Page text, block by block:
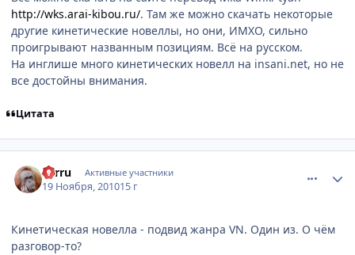
http://wks.arai-kibou.ru/. Там же можно скачать некоторые
другие кинетические новеллы, но они, ИМХО, сильно
проигрывают названным позициям. Всё на русском.
На инглише много кинетических новелл на insani.net, но не
все достойны внимания.
Цитата
Sarru Активные участники
19 Ноября, 201015 г
Кинетическая новелла - подвид жанра VN. Один из. О чём
разговор-то?